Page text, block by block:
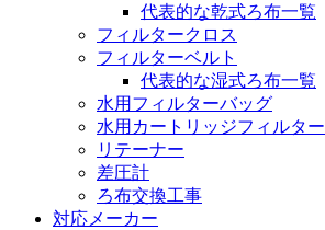
代表的な乾式ろ布一覧
フィルタークロス
フィルターベルト
代表的な湿式ろ布一覧
水用フィルターバッグ
水用カートリッジフィルター
リテーナー
差圧計
ろ布交換工事
対応メーカー